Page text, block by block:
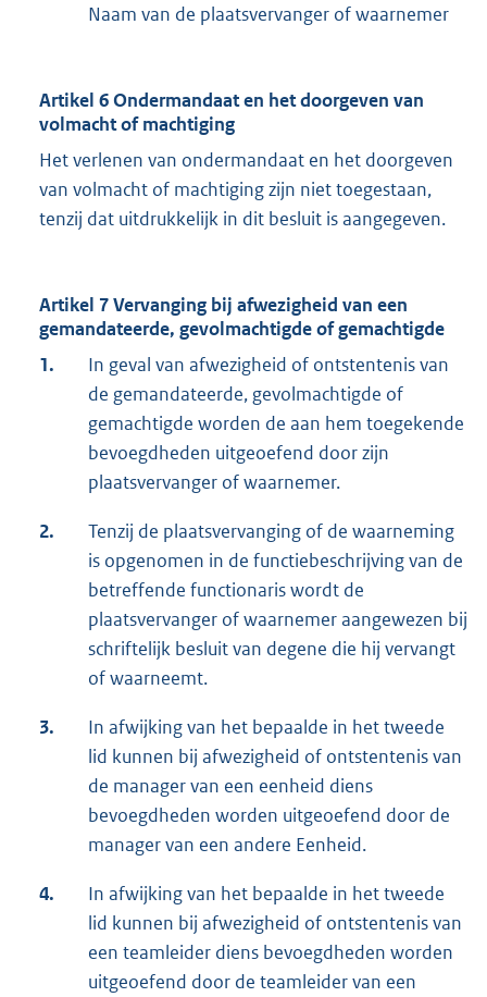
Naam van de plaatsvervanger of waarnemer
Artikel 6 Ondermandaat en het doorgeven van
volmacht of machtiging
Het verlenen van ondermandaat en het doorgeven
van volmacht of machtiging zijn niet toegestaan,
tenzij dat uitdrukkelijk in dit besluit is aangegeven.
Artikel 7 Vervanging bij afwezigheid van een
gemandateerde, gevolmachtigde of gemachtigde
1.
In geval van afwezigheid of ontstentenis van
de gemandateerde, gevolmachtigde of
gemachtigde worden de aan hem toegekende
bevoegdheden uitgeoefend door zijn
plaatsvervanger of waarnemer.
2.
Tenzij de plaatsvervanging of de waarneming
is opgenomen in de functiebeschrijving van de
betreffende functionaris wordt de
plaatsvervanger of waarnemer aangewezen bij
schriftelijk besluit van degene die hij vervangt
of waarneemt.
3.
In afwijking van het bepaalde in het tweede
lid kunnen bij afwezigheid of ontstentenis van
de manager van een eenheid diens
bevoegdheden worden uitgeoefend door de
manager van een andere Eenheid.
4.
In afwijking van het bepaalde in het tweede
lid kunnen bij afwezigheid of ontstentenis van
een teamleider diens bevoegdheden worden
uitgeoefend door de teamleider van een